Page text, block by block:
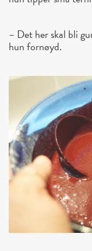
– Det her skal bli
hun fornøyd.